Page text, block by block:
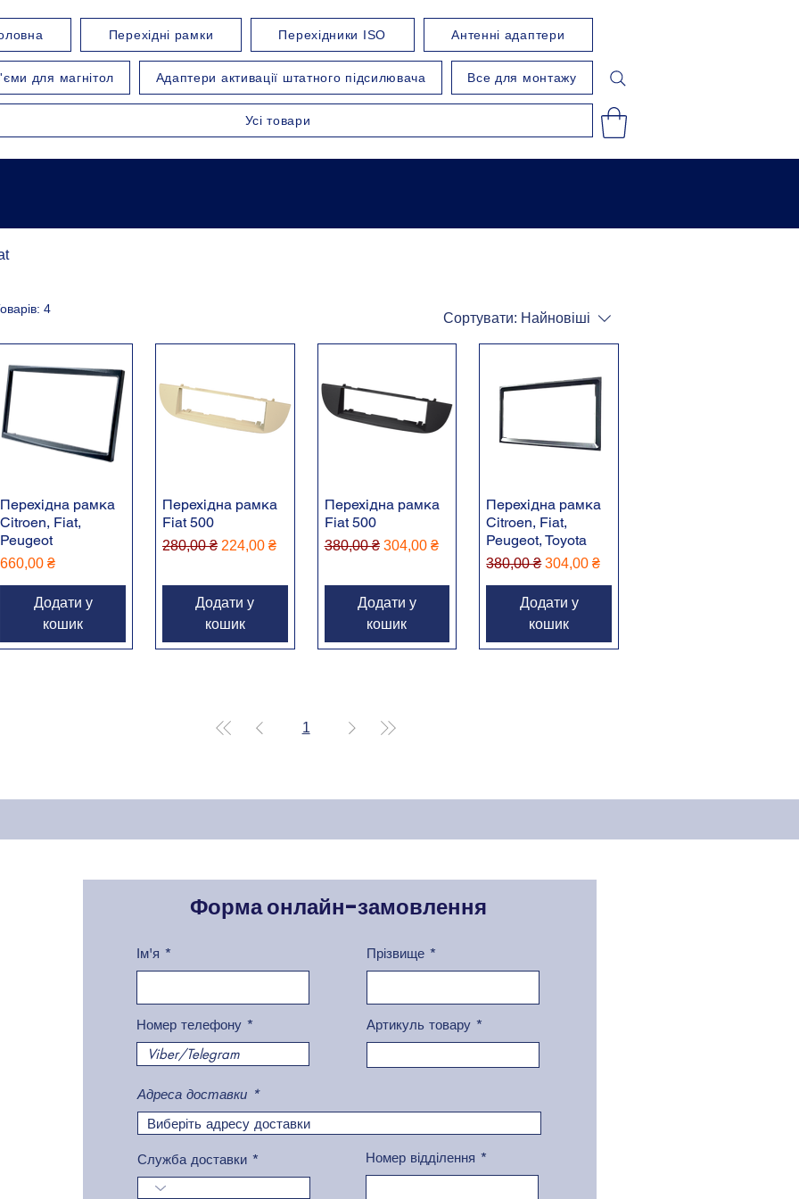
Перехідні рамки Перехідники ISO Антенні адаптери
для магнітол Адаптери активації штатного підсилювача Все для монтажу
Усі товари
4
Сортувати: Найновіші
Перехідна рамка
Citroen, Fiat,
Peugeot
Ціна
660,00 ₴
Додати у
кошик
Перехідна рамка
Fiat 500
Звичайна ціна
280,00 ₴ За розпродажем
224,00 ₴
Додати у
кошик
Перехідна рамка
Fiat 500
Звичайна ціна
380,00 ₴ За розпродажем
304,00 ₴
Додати у
кошик
Перехідна рамка
Citroen, Fiat,
Peugeot, Toyota
Звичайна ціна
380,00 ₴ За розпродажем
304,00 ₴
Додати у
кошик
1
Форма онлайн-замовлення
Ім'я
Номер телефону
Прізвище
Артикуль товару
Адреса доставки
Служба доставки Номер відділення